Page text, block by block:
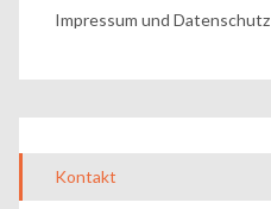
Impressum und Datenschutz
Kontakt